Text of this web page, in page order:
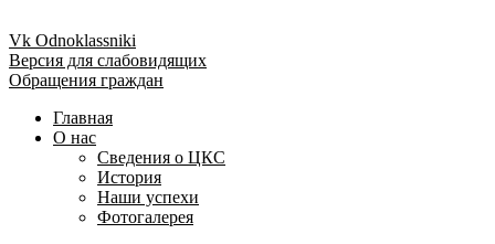
Vk Odnoklassniki
Версия для слабовидящих
Обращения граждан
Главная
О нас
Сведения о ЦКС
История
Наши успехи
Фотогалерея